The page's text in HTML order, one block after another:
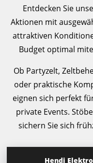
Entdecken Sie
Aktionen mit
attraktiven
Budget optimal
Ob Partyzelt,
oder praktische
eignen sich perfekt
private Events.
sichern Sie sich
Hendi